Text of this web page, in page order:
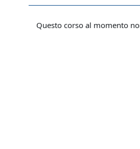
Questo corso al momento